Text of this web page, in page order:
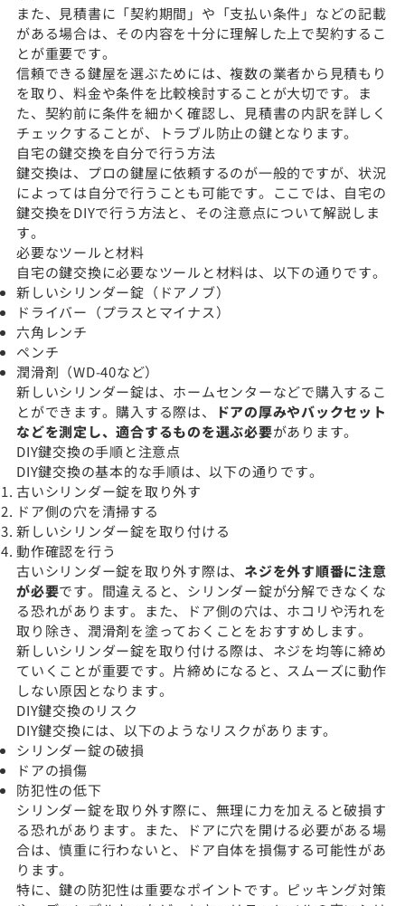
また、見積書に「契約期間」や「支払い条件」などの記載
がある場合は、その内容を十分に理解した上で契約するこ
とが重要です。
信頼できる鍵屋を選ぶためには、複数の業者から見積もり
を取り、料金や条件を比較検討することが大切です。ま
た、契約前に条件を細かく確認し、見積書の内訳を詳しく
チェックすることが、トラブル防止の鍵となります。
自宅の鍵交換を自分で行う方法
鍵交換は、プロの鍵屋に依頼するのが一般的ですが、状況
によっては自分で行うことも可能です。ここでは、自宅の
鍵交換をDIYで行う方法と、その注意点について解説しま
す。
必要なツールと材料
自宅の鍵交換に必要なツールと材料は、以下の通りです。
新しいシリンダー錠（ドアノブ）
ドライバー（プラスとマイナス）
六角レンチ
ペンチ
潤滑剤（WD-40など）
新しいシリンダー錠は、ホームセンターなどで購入するこ
とができます。購入する際は、
ドアの厚みやバックセット
などを測定し、適合するものを選ぶ必要があります。
DIY鍵交換の手順と注意点
DIY鍵交換の基本的な手順は、以下の通りです。
古いシリンダー錠を取り外す
ドア側の穴を清掃する
新しいシリンダー錠を取り付ける
動作確認を行う
古いシリンダー錠を取り外す際は、 ネジを外す順番に注意
が必要です。間違えると、シリンダー錠が分解できなくな
る恐れがあります。また、ドア側の穴は、ホコリや汚れを
取り除き、潤滑剤を塗っておくことをおすすめします。
新しいシリンダー錠を取り付ける際は、ネジを均等に締め
ていくことが重要です。片締めになると、スムーズに動作
しない原因となります。
DIY鍵交換のリスク
DIY鍵交換には、以下のようなリスクがあります。
シリンダー錠の破損
ドアの損傷
防犯性の低下
シリンダー錠を取り外す際に、無理に力を加えると破損す
る恐れがあります。また、ドアに穴を開ける必要がある場
合は、慎重に行わないと、ドア自体を損傷する可能性があ
ります。
特に、鍵の防犯性は重要なポイントです。ピッキング対策